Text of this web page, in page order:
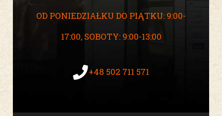
OD PONIEDZIAŁKU DO PIĄTKU: 9:00-
17:00, SOBOTY: 9:00-13:00
+48 502 711 571